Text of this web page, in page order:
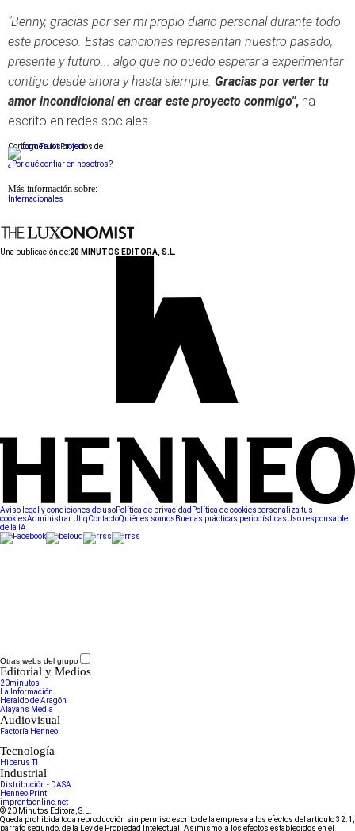
"Benny, gracias por ser mi propio diario personal durante todo
este proceso. Estas canciones representan nuestro pasado,
presente y futuro... algo que no puedo esperar a experimentar
contigo desde ahora y hasta siempre. Gracias por verter tu
amor incondicional en crear este proyecto conmigo", ha
escrito en redes sociales.
Conforme a los criterios de
¿Por qué confiar en nosotros?
Más información sobre:
Internacionales
Una publicación de:20 MINUTOS EDITORA, S.L.
Aviso legal y condiciones de usoPolítica de privacidad Política de cookiespersonaliza tus
cookiesAdministrar UtiqContactoQuiénes somos Buenas prácticas periodísticasUso responsable
de la IA
Otras webs del grupo
Editorial y Medios
20minutos
La Información
Heraldo de Aragón
Alayans Media
Audiovisual
Factoría Henneo
Tecnología
Hiberus TI
Industrial
Distribución - DASA
Henneo Print
imprentaonline.net
© 20 Minutos Editora, S.L.
Queda prohibida toda reproducción sin permiso escrito de la empresa a los efectos del artículo 32.1,
párrafo segundo, de la Ley de Propiedad Intelectual. Asimismo, a los efectos establecidos en el